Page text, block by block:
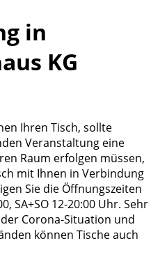
in
KG
Ihren Tisch, sollte
Veranstaltung eine
Raum erfolgen müssen,
mit Ihnen in Verbindung
Sie die Öffnungszeiten
SA+SO 12-20:00 Uhr. Sehr
Corona-Situation und
können Tische auch